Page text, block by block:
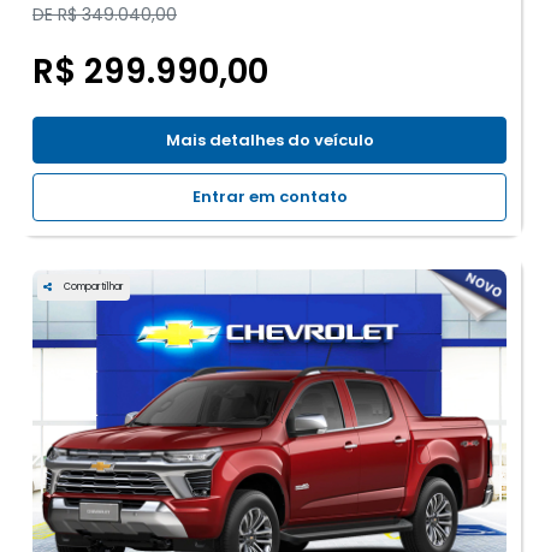
DE R$ 349.040,00
R$ 299.990,00
Mais detalhes do veículo
Entrar em contato
Compartilhar